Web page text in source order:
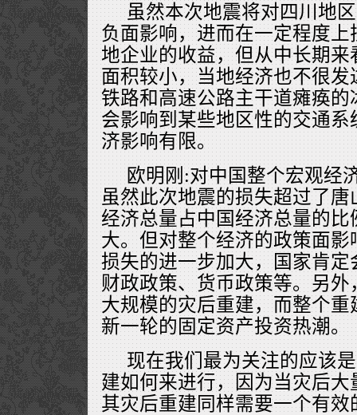
虽然本次地震将对四川地
负面影响，进而在一定程度
地企业的收益，但从中长期
面积较小，当地经济也不很
铁路和高速公路主干道瘫痪
会影响到某些地区性的交通
济影响有限。
欧明刚:对中国整个宏观经
虽然此次地震的损失超过了
经济总量占中国经济总量的
大。但对整个经济的政策面
损失的进一步加大，国家肯
财政政策、货币政策等。另
大规模的灾后重建，而整个
新一轮的固定资产投资热潮。
现在我们最为关注的应该
建如何来进行，因为当灾后
其灾后重建同样需要一个有效